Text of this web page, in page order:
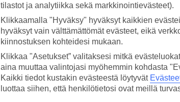
tilastot ja analytiikka sekä markkinointievästeet).
Klikkaamalla "Hyväksy" hyväksyt kaikkien
hyväksyt vain välttämättömät evästeet, eikä
kiinnostuksen kohteidesi mukaan.
Klikkaa "Asetukset” valitaksesi mitkä
aina muuttaa valintojasi myöhemmin kohdasta
Kaikki tiedot kustakin evästeestä löytyvät
luottaa siihen, että henkilötietosi ovat meillä